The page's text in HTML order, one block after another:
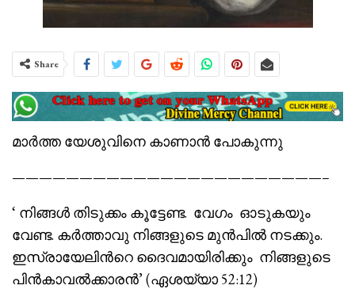
Share
മാർത്ത യേശുവിനെ കാണാൻ പോകുന്നു
———————————————————————–
‘ നിങ്ങൾ തിടുക്കം കൂട്ടേണ്ട. വേഗം ഓടുകയും
വേണ്ട. കർത്താവു നിങ്ങളുടെ മുൻപിൽ നടക്കും.
ഇസ്രായേലിൻറെ ദൈവമായിരിക്കും നിങ്ങളുടെ
പിൻകാവൽക്കാരൻ’ (ഏശയ്യാ 52:12)